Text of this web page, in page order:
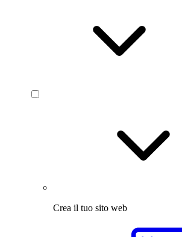
Crea il tuo sito web